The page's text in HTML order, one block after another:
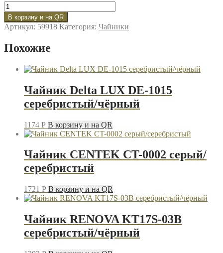
Количество
товара
Чайник
Oursson
зелёный
В корзину и на QR
Артикул: 59918 Категория: Чайники
Похожие
Чайник Delta LUX DE-1015
серебристый/чёрный
1174 P В корзину и на QR
Чайник CENTEK CT-0002 серый/
серебристый
1721 P В корзину и на QR
Чайник RENOVA KT17S-03B
серебристый/чёрный